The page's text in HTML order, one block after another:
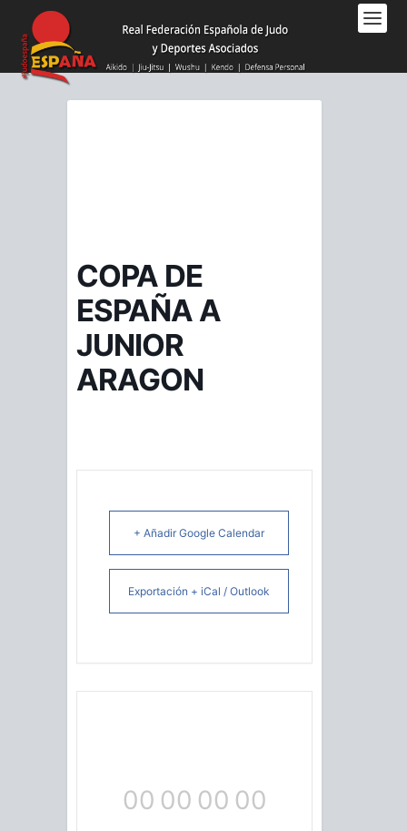
este
sitio
web
COPA DE
ESPAÑA A
JUNIOR
ARAGON
+ Añadir Google Calendar
Exportación + iCal / Outlook
00 00 00 00